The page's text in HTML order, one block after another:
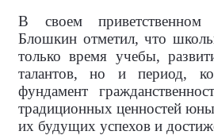
В своем приветственном
Блошкин отметил, что
только время учебы,
талантов, но и период,
фундамент
традиционных ценностей
их будущих успехов и